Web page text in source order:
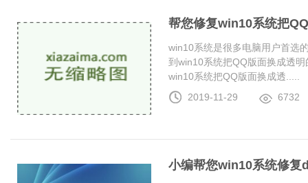
帮您修复win10系统把
win10系统是很多电脑用户首选
到win10系统把QQ版面换成透
win10系统把QQ版面换成透.....
2019-11-29
6732
小编帮您win10系统修复